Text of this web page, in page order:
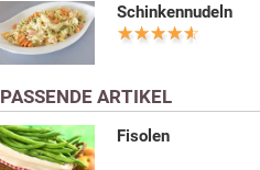
Schinkennudeln
PASSENDE ARTIKEL
Fisolen